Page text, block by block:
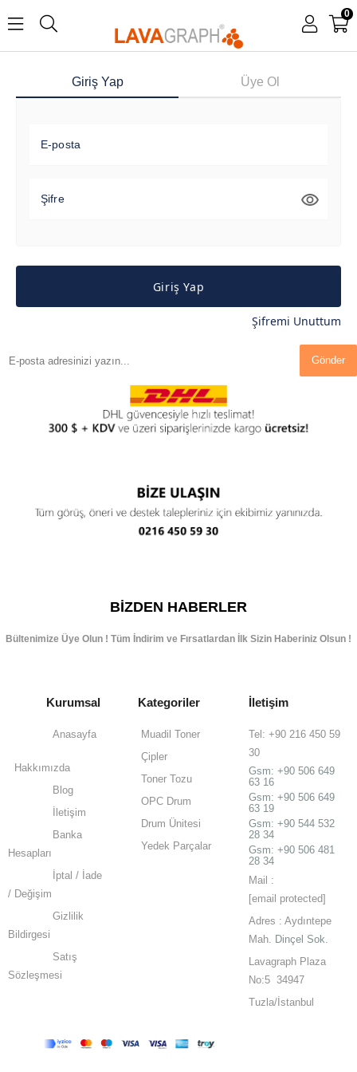
0
Giriş Yap Üye Ol
E-posta
Şifre
Giriş Yap
Şifremi Unuttum
Gönder
BIZDEN HABERLER
Bültenimize Üye Olun ! Tüm İndirim ve Fırsatlardan İlk Sizin Haberiniz Olsun !
Kurumsal
Anasayfa
Hakkımızda
Blog
İletişim
Banka
Hesapları
İptal / İade
/ Değişim
Gizlilik
Bildirgesi
Satış
Sözleşmesi
Kategoriler
Muadil Toner
Çipler
Toner Tozu
OPC Drum
Drum Ünitesi
Yedek Parçalar
İletişim
Tel: +90 216 450 59
30
Gsm:+90 506 649
63 16
Gsm:+90 506 649
63 19
Gsm: +90 544 532
28 34
Gsm: +90 506 481
28 34
Mail :
[email protected]
Adres : Aydıntepe
Mah. Dinçel Sok.
Lavagraph Plaza
No:5 34947
Tuzla/İstanbul